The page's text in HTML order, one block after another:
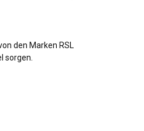
den Marken RSL
sorgen.